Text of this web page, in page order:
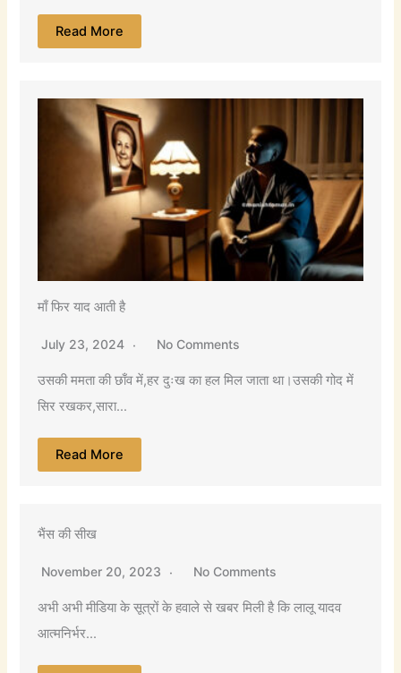
Read More
माँ फिर याद आती है
July 23, 2024 No Comments
उसकी ममता की छाँव में,हर दुःख का हल मिल जाता था।उसकी गोद में
सिर रखकर,सारा...
Read More
भैंस की सीख
November 20, 2023 No Comments
अभी अभी मीडिया के सूत्रों के हवाले से खबर मिली है कि लालू यादव
आत्मनिर्भर...